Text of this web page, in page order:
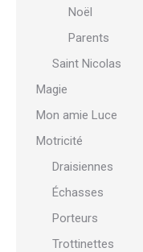
Noël
Parents
Saint Nicolas
Magie
Mon amie Luce
Motricité
Draisiennes
Échasses
Porteurs
Trottinettes